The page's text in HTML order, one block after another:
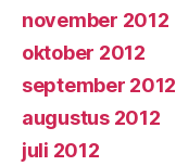
november 2012
oktober 2012
september 2012
augustus 2012
juli 2012